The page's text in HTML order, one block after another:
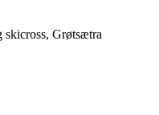
skicross, Grøtsætra